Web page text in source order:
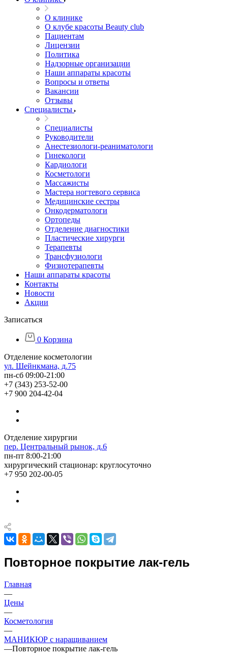
О клинике
О клубе красоты Beauty club
Пациентам
Лицензии
Политика
Надзорные организации
Наши аппараты красоты
Вопросы и ответы
Вакансии
Отзывы
Специалисты
Специалисты
Руководители
Анестезиологи-реаниматологи
Гинекологи
Кардиологи
Косметологи
Массажисты
Мастера ногтевого сервиса
Медицинские сестры
Онкодерматологи
Ортопеды
Отделение диагностики
Пластические хирурги
Терапевты
Трансфузиологи
Физиотерапевты
Наши аппараты красоты
Контакты
Новости
Акции
Записаться
0 Корзина
Отделение косметологии
ул. Шейнкмана, д.75
пн-сб 09:00-21:00
+7 (343) 253-52-00
+7 900 204-42-04
Отделение хирургии
пер. Центральный рынок, д.6
пн-пт 8:00-21:00
хирургический стационар: круглосуточно
+7 950 202-00-05
Повторное покрытие лак-гель
Главная
—
Цены
—
Косметология
—
МАНИКЮР с наращиванием
—Повторное покрытие лак-гель